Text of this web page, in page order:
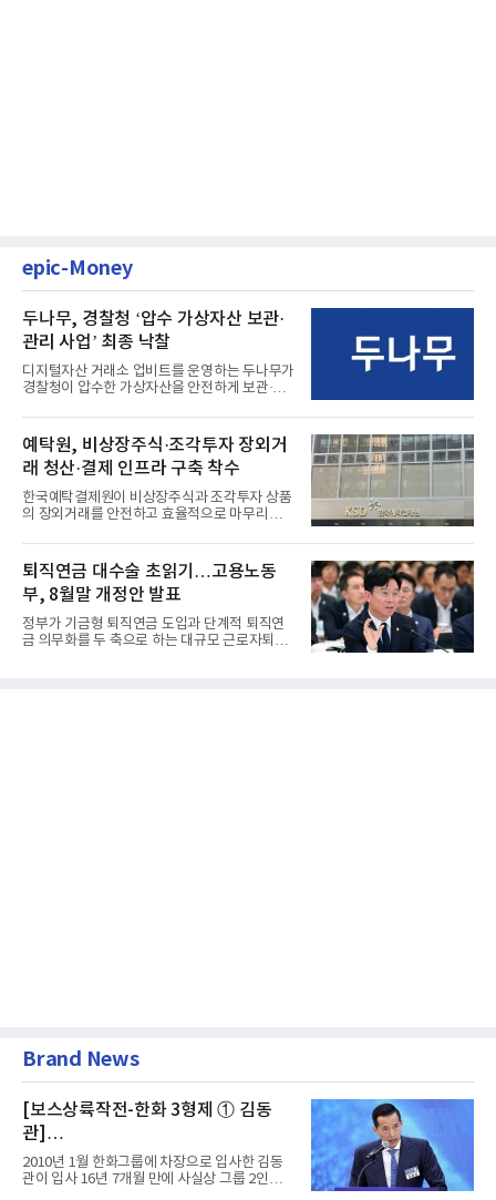
epic-Money
두나무, 경찰청 ‘압수 가상자산 보관·
관리 사업’ 최종 낙찰
디지털자산 거래소 업비트를 운영하는 두나무가
경찰청이 압수한 가상자산을 안전하게 보관·관
예탁원, 비상장주식·조각투자 장외거
래 청산·결제 인프라 구축 착수
한국예탁결제원이 비상장주식과 조각투자 상품
의 장외거래를 안전하고 효율적으로 마무리하기
퇴직연금 대수술 초읽기…고용노동
부, 8월말 개정안 발표
정부가 기금형 퇴직연금 도입과 단계적 퇴직연
금 의무화를 두 축으로 하는 대규모 근로자퇴직
Brand News
[보스상륙작전-한화 3형제 ① 김동
관]
입사 16년 만에 수석부회장 … 경영승
계 ‘초읽기’
2010년 1월 한화그룹에 차장으로 입사한 김동
관이 입사 16년 7개월 만에 사실상 그룹 2인자